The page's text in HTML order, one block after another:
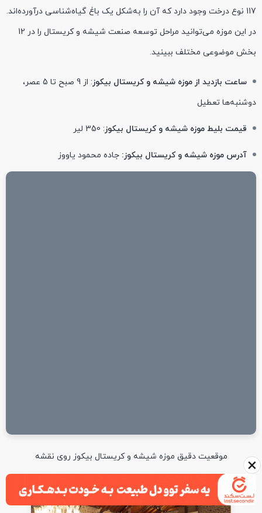
117 نوع درخت وجود دارد که آن را به‌شکل یک باغ گیاه‌شناسی درآورده‌اند.
در این موزه می‌توانید مراحل توسعه صنعت شیشه و کریستال را در 12
بخش موضوعی مختلف ببینید.
ساعت بازدید از موزه شیشه و کریستال بیکوز
: از 9 صبح تا 5 عصر،
دوشنبه‌ها تعطیل
قیمت بلیط موزه شیشه و کریستال بیکوز: 350 لیر
آدرس موزه شیشه و کریستال بیکوز: جاده محمود یاووز
موقعیت دقیق موزه شیشه و کریستال بیکوز روی نقشه ×